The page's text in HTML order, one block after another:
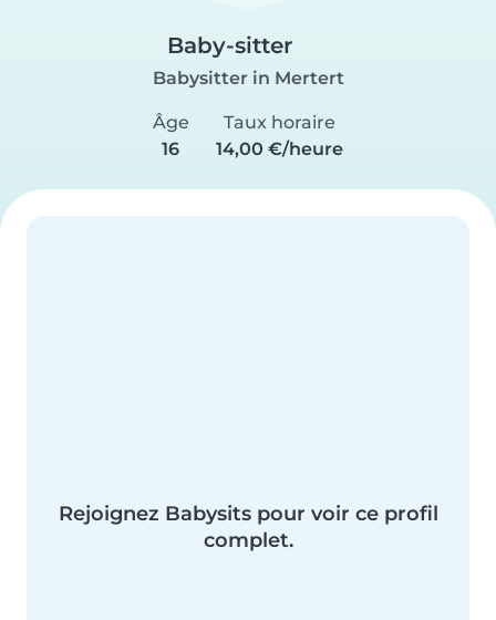
Baby-sitter
Babysitter in Mertert
Âge
16
Taux horaire
14,00 €/heure
Rejoignez Babysits pour voir ce profil
complet.